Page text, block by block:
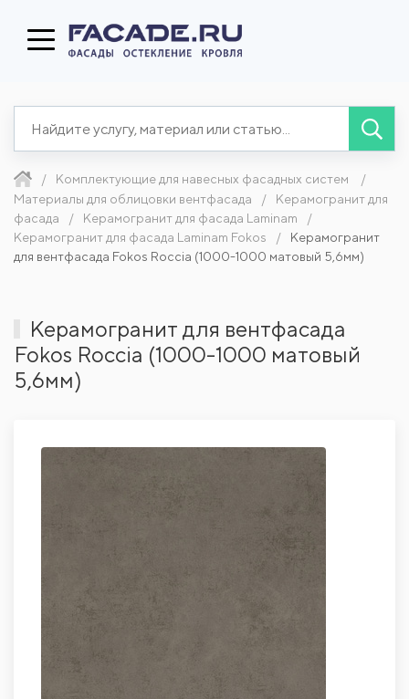
Комплектующие для навесных фасадных систем
Материалы для облицовки вентфасада
Керамогранит для
фасада
Керамогранит для фасада Laminam
Керамогранит для фасада Laminam Fokos
Керамогранит
для вентфасада Fokos Roccia (1000-1000 матовый 5,6мм)
Керамогранит для вентфасада
Fokos Roccia (1000-1000 матовый
5,6мм)